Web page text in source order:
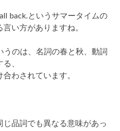
back.というサマータイムの
い方がありますね。
うのは、名詞の春と秋、動詞
、
わされています。
じ品詞でも異なる意味があっ